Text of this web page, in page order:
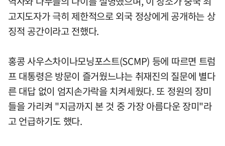
고지도자가 극히 제한적으로 외국 정상에게 공개하는 상
징적 공간이라고 전했다.
홍콩 사우스차이나모닝포스트(SCMP) 등에 따르면 트럼
프 대통령은 방문이 즐거웠느냐는 취재진의 질문에 별다
른 대답 없이 엄지손가락을 치켜세웠다. 또 정원의 장미
들을 가리켜 "지금까지 본 것 중 가장 아름다운 장미"라
고 언급하기도 했다.